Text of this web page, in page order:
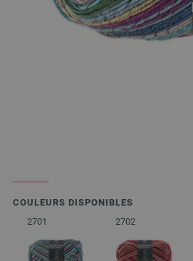
COULEURS DISPONIBLES
2701
2702